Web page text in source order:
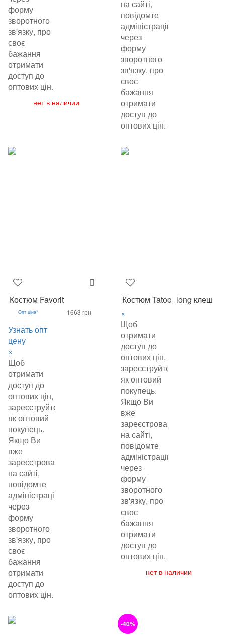
форму
зворотного
зв'язку, про
своє
бажання
отримати
доступ до
оптових цін.
нет в наличии
на сайті,
повідомте
адміністрацію
через
форму
зворотного
зв'язку, про
своє
бажання
отримати
доступ до
оптових цін.
Костюм Favorit
Опт ціна*
Узнать опт
цену
×
Щоб
отримати
доступ до
оптових цін,
зареєструйтеся
як оптовий
покупець.
Якщо Ви
вже
зареєстровані
на сайті,
повідомте
адміністрацію
через
форму
зворотного
зв'язку, про
своє
бажання
отримати
доступ до
оптових цін.
1663 грн
Костюм Tatoo_long клеш
×
Щоб
отримати
доступ до
оптових цін,
зареєструйтеся
як оптовий
покупець.
Якщо Ви
вже
зареєстровані
на сайті,
повідомте
адміністрацію
через
форму
зворотного
зв'язку, про
своє
бажання
отримати
доступ до
оптових цін.
нет в наличии
-40%